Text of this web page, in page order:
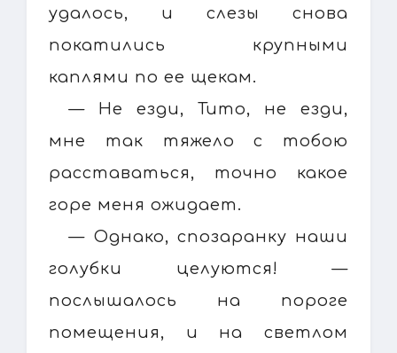
удалось, и слезы снова
покатились крупными
каплями по ее щекам.
— Не езди, Тито, не езди,
мне так тяжело с тобою
расставаться, точно какое
горе меня ожидает.
— Однако, спозаранку наши
голубки целуются! —
послышалось на пороге
помещения, и на светлом